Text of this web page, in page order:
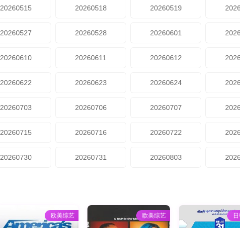
20260515 20260518 20260519
20260527 20260528 20260601
20260610 20260611 20260612
20260622 20260623 20260624
20260703 20260706 20260707
20260715 20260716 20260722
20260730 20260731 20260803
欧美综艺 欧美综艺